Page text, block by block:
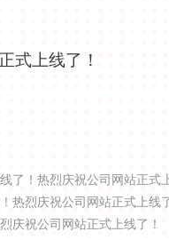
司网站正式上线了！热烈
站正式上线了！热烈庆祝
正式上线了！